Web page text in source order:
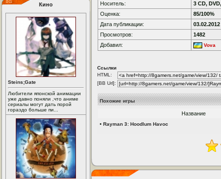
Кино
Steins;Gate
Любители японской анимации
уже давно поняли ,что аниме
сериалы могут дать порой
гораздо больше пи...
Носитель:
3 CD,
Оценка:
85/100%
Дата публикации:
03.02.2012
Просмотров:
1482
Добавил:
Vova
Ссылки
HTML:
[BB Url]:
Похожие игры
Название
• Rayman 3: Hoodlum Havoc